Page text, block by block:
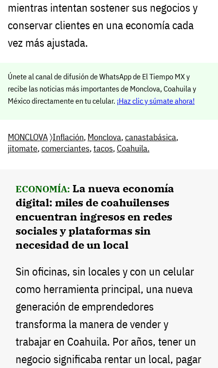
mientras intentan sostener sus negocios y
conservar clientes en una economía cada
vez más ajustada.
Únete al canal de difusión de WhatsApp de El Tiempo MX y
recibe las noticias más importantes de Monclova, Coahuila y
México directamente en tu celular. ¡Haz clic y súmate ahora!
MONCLOVA〉Inflación, Monclova,canastabásica,
jitomate,comerciantes,tacos, Coahuila.
ECONOMÍA: La nueva economía
digital: miles de coahuilenses
encuentran ingresos en redes
sociales y plataformas sin
necesidad de un local
Sin oficinas, sin locales y con un celular
como herramienta principal, una nueva
generación de emprendedores
transforma la manera de vender y
trabajar en Coahuila. Por años, tener un
negocio significaba rentar un local, pagar